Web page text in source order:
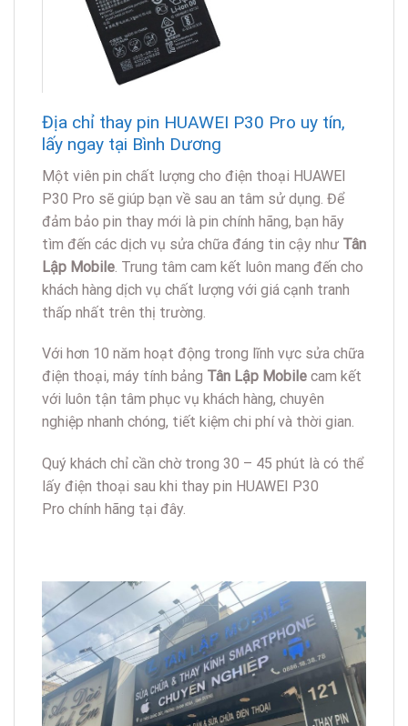
Địa chỉ thay pin HUAWEI P30 Pro uy tín,
lấy ngay tại Bình Dương
Một viên pin chất lượng cho điện thoại HUAWEI
P30 Pro sẽ giúp bạn về sau an tâm sử dụng. Để
đảm bảo pin thay mới là pin chính hãng, bạn hãy
tìm đến các dịch vụ sửa chữa đáng tin cậy như Tân
Lập Mobile . Trung tâm cam kết luôn mang đến cho
khách hàng dịch vụ chất lượng với giá cạnh tranh
thấp nhất trên thị trường.
Với hơn 10 năm hoạt động trong lĩnh vực sửa chữa
điện thoại, máy tính bảng Tân Lập Mobile cam kết
với luôn tận tâm phục vụ khách hàng, chuyên
nghiệp nhanh chóng, tiết kiệm chi phí và thời gian.
Quý khách chỉ cần chờ trong 30 – 45 phút là có thể
lấy điện thoại sau khi thay pin HUAWEI P30
Pro chính hãng tại đây.